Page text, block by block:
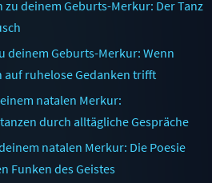
deinem Geburts-Merkur: Der Tanz
deinem Geburts-Merkur: Wenn
ruhelose Gedanken trifft
natalen Merkur:
durch alltägliche Gespräche
natalen Merkur: Die Poesie
Funken des Geistes